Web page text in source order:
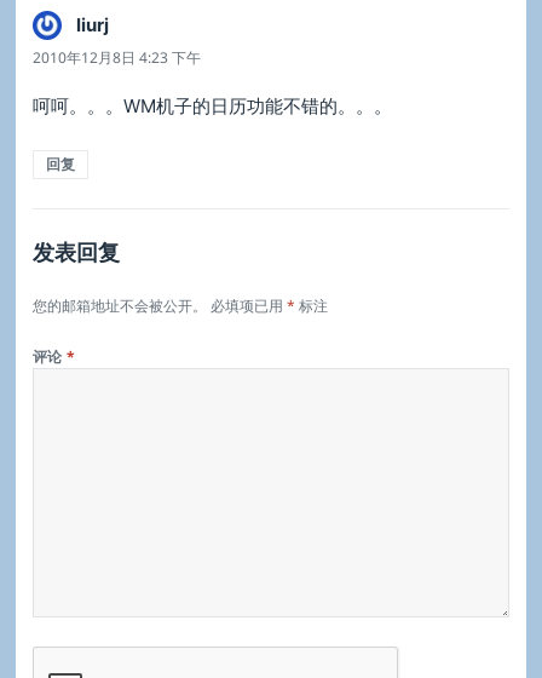
liurj说
道：
2010年12月8日 4:23 下午
呵呵。。。WM机子的日历功能不错的。。。
回复
发表回复
您的邮箱地址不会被公开。 必填项已用 * 标注
评论*